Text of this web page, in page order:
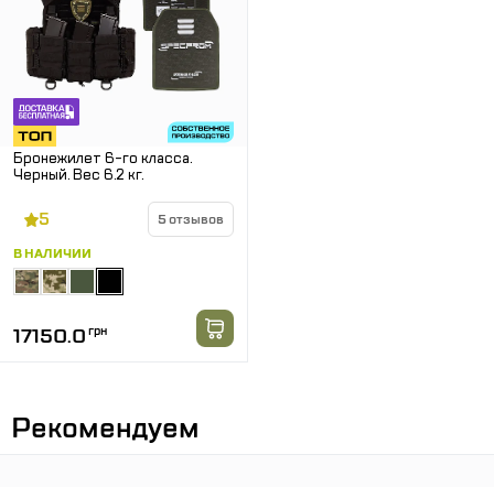
Бронежилет 6-го класса.
Черный. Вес 6.2 кг.
5 5 отзывов
В НАЛИЧИИ
17150.0 грн
Рекомендуем